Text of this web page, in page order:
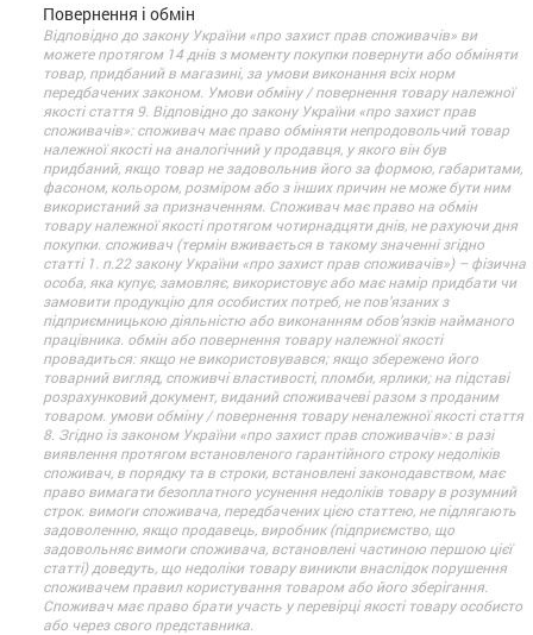
Повернення і обмін
Відповідно до закону України «про захист прав споживачів» ви
можете протягом 14 днів з моменту покупки повернути або обміняти
товар, придбаний в магазині, за умови виконання всіх норм
передбачених законом. Умови обміну / повернення товару належної
якості стаття 9. Відповідно до закону України «про захист прав
споживачів»: споживач має право обміняти непродовольчий товар
належної якості на аналогічний у продавця, у якого він був
придбаний, якщо товар не задовольнив його за формою, габаритами,
фасоном, кольором, розміром або з інших причин не може бути ним
використаний за призначенням. Споживач має право на обмін
товару належної якості протягом чотирнадцяти днів, не рахуючи дня
покупки. споживач (термін вживається в такому значенні згідно
статті 1. п.22 закону України «про захист прав споживачів») – фізична
особа, яка купує, замовляє, використовує або має намір придбати чи
замовити продукцію для особистих потреб, не пов’язаних з
підприємницькою діяльністю або виконанням обов’язків найманого
працівника. обмін або повернення товару належної якості
провадиться: якщо не використовувався; якщо збережено його
товарний вигляд, споживчі властивості, пломби, ярлики; на підставі
розрахунковий документ, виданий споживачеві разом з проданим
товаром. умови обміну / повернення товару неналежної якості стаття
8. Згідно із законом України «про захист прав споживачів»: в разі
виявлення протягом встановленого гарантійного строку недоліків
споживач, в порядку та в строки, встановлені законодавством, має
право вимагати безоплатного усунення недоліків товару в розумний
строк. вимоги споживача, передбачених цією статтею, не підлягають
задоволенню, якщо продавець, виробник (підприємство, що
задовольняє вимоги споживача, встановлені частиною першою цієї
статті) доведуть, що недоліки товару виникли внаслідок порушення
споживачем правил користування товаром або його зберігання.
Споживач має право брати участь у перевірці якості товару особисто
або через свого представника.